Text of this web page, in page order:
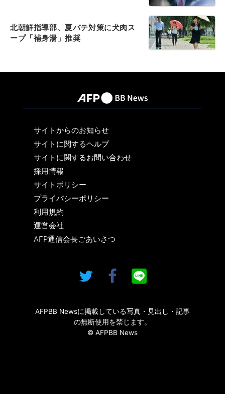
北朝鮮指導部、夏バテ対策に犬肉ス
ープ「補身湯」推奨
サイトからのお知らせ
サイトに関するヘルプ
サイトに関するお問い合わせ
採用情報
サイトポリシー
プライバシーポリシー
利用規約
運営会社
AFP通信会長ごあいさつ
AFPBB Newsに掲載している写真・見出し・記事
の無断使用を禁じます。
© AFPBB News